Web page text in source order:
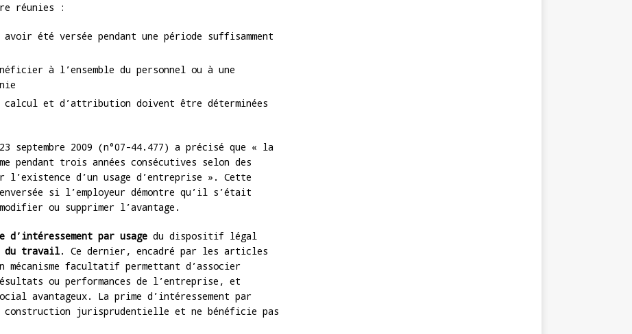
réunies :
été versée pendant une période suffisamment
à l’ensemble du personnel ou à une
et d’attribution doivent être déterminées
septembre 2009 (n°07-44.477) a précisé que « la
pendant trois années consécutives selon des
l’existence d’un usage d’entreprise ». Cette
si l’employeur démontre qu’il s’était
ou supprimer l’avantage.
d’intéressement par usage du dispositif légal
du travail. Ce dernier, encadré par les articles
facultatif permettant d’associer
ou performances de l’entreprise, et
avantageux. La prime d’intéressement par
construction jurisprudentielle et ne bénéficie pas